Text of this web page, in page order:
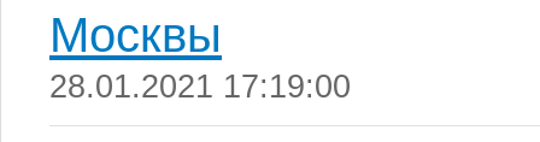
Москвы
28.01.2021 17:19:00